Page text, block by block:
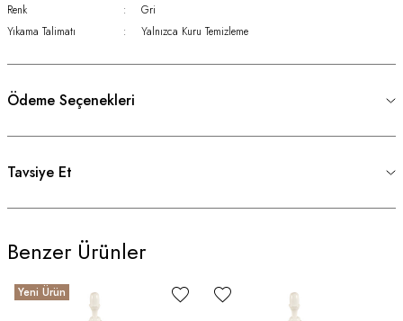
Renk
:
Gri
Yıkama Talimatı
: Yalnızca Kuru Temizleme
Ödeme Seçenekleri
Tavsiye Et
Benzer Ürünler
Yeni Ürün